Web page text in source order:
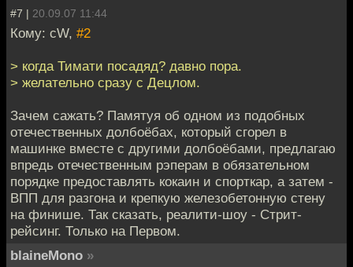
#7 | 20.09.07 11:44
Кому: cW, #2
> когда Тимати посадяд? давно пора.
> желательно сразу с Децлом.
Зачем сажать? Памятуя об одном из подобных
отечественных долбоёбах, который сгорел в
машинке вместе с другими долбоёбами, предлагаю
впредь отечественным рэперам в обязательном
порядке предоставлять кокаин и спорткар, а затем -
ВПП для разгона и крепкую железобетонную стену
на финише. Так сказать, реалити-шоу - Стрит-
рейсинг. Только на Первом.
blaineMono »